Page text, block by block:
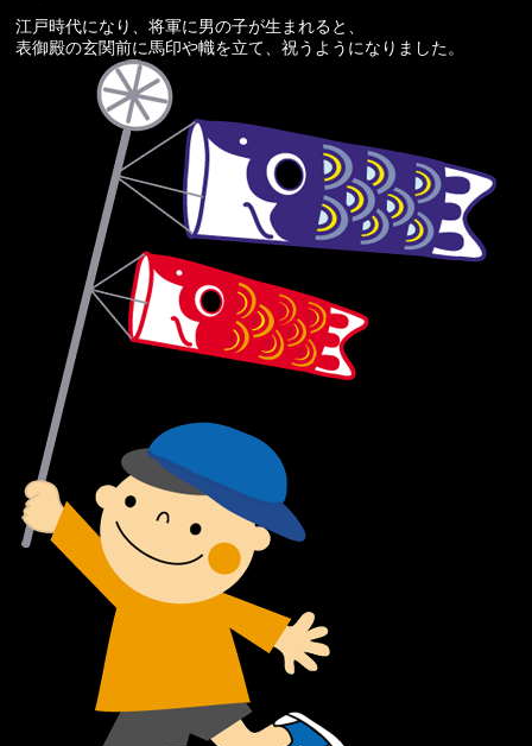
江戸時代になり、将軍に男の子が生まれると、
表御殿の玄関前に馬印や幟を立て、祝うようになりました。